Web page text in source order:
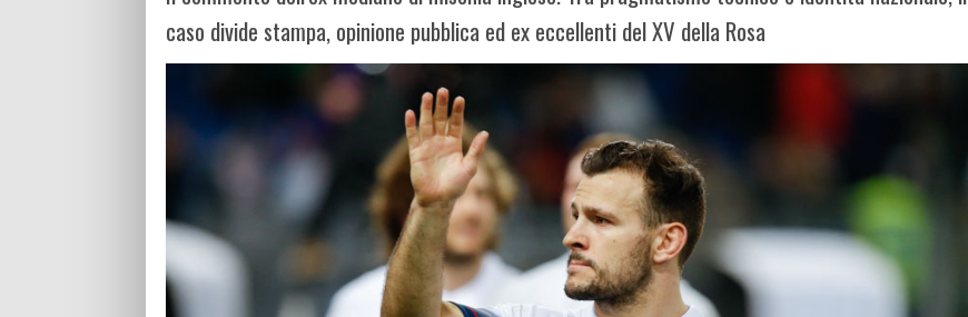
caso divide stampa, opinione pubblica ed ex eccellenti del XV della Rosa